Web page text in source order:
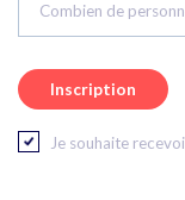
Combien de
Je souhaite